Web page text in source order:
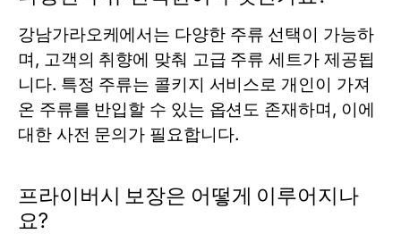
강남가라오케에서는 다양한 주류 선택이 가능하
며, 고객의 취향에 맞춰 고급 주류 세트가 제공됩
니다. 특정 주류는 콜키지 서비스로 개인이 가져
온 주류를 반입할 수 있는 옵션도 존재하며, 이에
대한 사전 문의가 필요합니다.
프라이버시 보장은 어떻게 이루어지나
요?